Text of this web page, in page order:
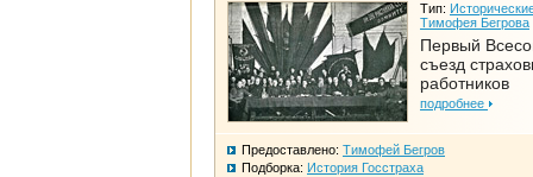
Тип:
Тимофея Бегрова
Первый
съезд
работников
подробнее
Предоставлено: Тимофей Бегров
Подборка: История Госстраха